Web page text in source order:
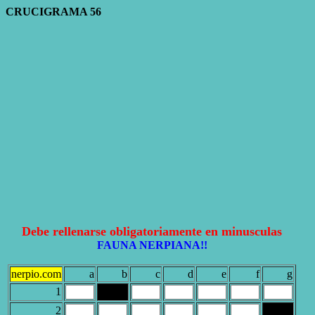
CRUCIGRAMA 56
Debe rellenarse obligatoriamente en minusculas
FAUNA NERPIANA!!
nerpio.com a b c d e f
g
1
2